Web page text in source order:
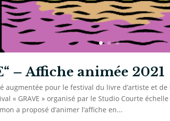
– Affiche animée 2021
augmentée pour le festival du livre d’artiste et de
« GRAVE » organisé par le Studio Courte
a proposé d’animer l’affiche en...